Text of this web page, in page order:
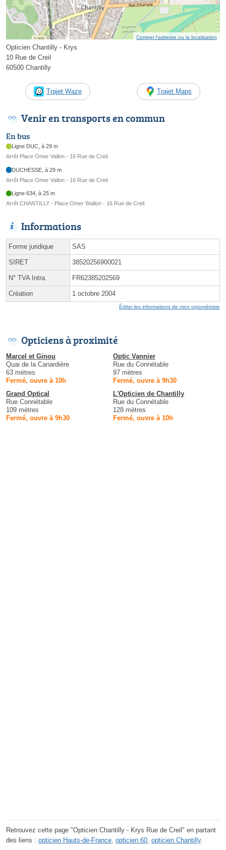
Corriger l’adresse ou la localisation
Opticien Chantilly - Krys
10 Rue de Creil
60500 Chantilly
Trajet Waze Trajet Maps
Venir en transports en commun
En bus
Ligne DUC, à 29 m
Arrêt Place Omer Vallon - 16 Rue de Creil
DUCHESSE, à 29 m
Arrêt Place Omer Vallon - 16 Rue de Creil
Ligne 634, à 25 m
Arrêt CHANTILLY - Place Omer Wallon - 16 Rue de Creil
Informations
Forme juridique SAS
SIRET 38520256900021
N° TVA Intra. FR62385202569
Création 1 octobre 2004
Éditer les informations de mon optométriste
Opticiens à proximité
Marcel et Ginou
Quai de la Canardière
63 mètres
Fermé, ouvre à 10h
Optic Vannier
Rue du Connétable
97 mètres
Fermé, ouvre à 9h30
Grand Optical
Rue Connétable
109 mètres
Fermé, ouvre à 9h30
L'Opticien de Chantilly
Rue du Connétable
128 mètres
Fermé, ouvre à 10h
Retrouvez cette page "Opticien Chantilly - Krys Rue de Creil" en partant
des liens : opticien Hauts-de-France, opticien 60, opticien Chantilly.